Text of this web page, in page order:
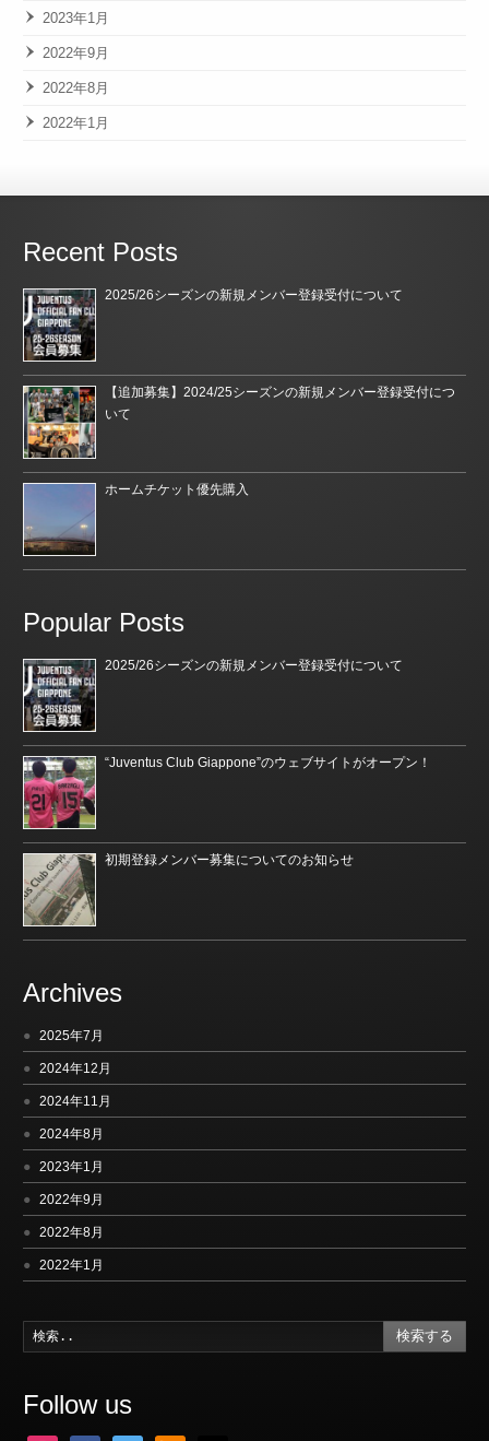
2023年1月
2022年9月
2022年8月
2022年1月
Recent Posts
2025/26シーズンの新規メンバー登録受付について
【追加募集】2024/25シーズンの新規メンバー登録受付につ
いて
ホームチケット優先購入
Popular Posts
2025/26シーズンの新規メンバー登録受付について
“Juventus Club Giappone”のウェブサイトがオープン！
初期登録メンバー募集についてのお知らせ
Archives
2025年7月
2024年12月
2024年11月
2024年8月
2023年1月
2022年9月
2022年8月
2022年1月
検索する
Follow us